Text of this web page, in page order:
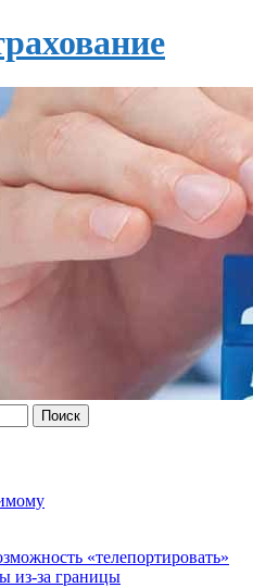
«телепортировать»
из-за границы